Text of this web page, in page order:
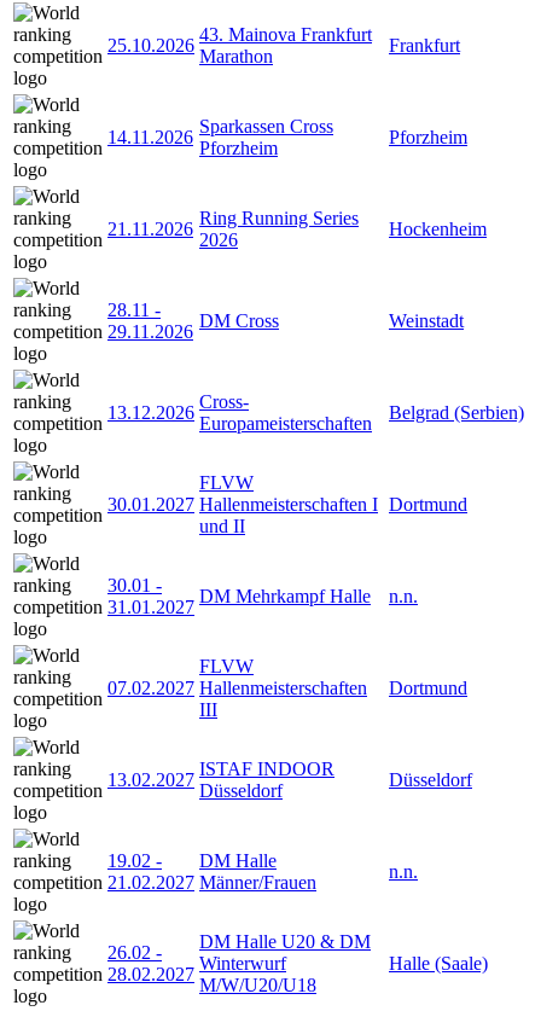
25.10.2026
43. Mainova Frankfurt
Marathon
Frankfurt
14.11.2026
Sparkassen Cross
Pforzheim
Pforzheim
21.11.2026
Ring Running Series
2026
Hockenheim
28.11 -
29.11.2026
DM Cross Weinstadt
13.12.2026
Cross-
Europameisterschaften
Belgrad (Serbien)
30.01.2027
FLVW
Hallenmeisterschaften I
und II
Dortmund
30.01 -
31.01.2027
DM Mehrkampf Halle n.n.
07.02.2027
FLVW
Hallenmeisterschaften
III
Dortmund
13.02.2027
ISTAF INDOOR
Düsseldorf
Düsseldorf
19.02 -
21.02.2027
DM Halle
Männer/Frauen
n.n.
26.02 -
28.02.2027
DM Halle U20 & DM
Winterwurf
M/W/U20/U18
Halle (Saale)